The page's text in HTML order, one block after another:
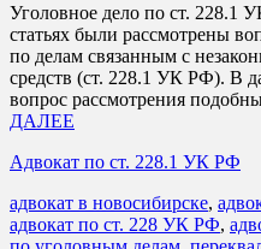
Уголовное дело по ст.
статьях были рассмотрены
по делам связанным с
средств (ст. 228.1 УК РФ). В
вопрос рассмотрения
ДАЛЕЕ
Адвокат по ст. 228.1 УК РФ
адвокат в новосибирске,
адвокат по ст. 228 УК РФ,